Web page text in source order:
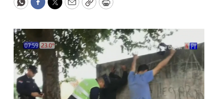
WhatsApp
Facebook
Twitter
EmailCopyPrint